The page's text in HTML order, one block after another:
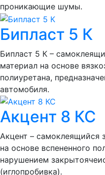
проникающие шумы.
Бипласт 5 К
Бипласт 5 К –
материал на основе
полиуретана,
автомобиля.
Акцент 8 КС
Акцент – самоклеящийся
на основе вспененного
нарушением
(иглопробивка).